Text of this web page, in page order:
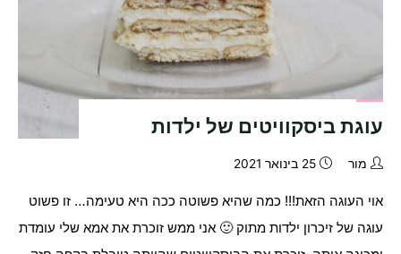
עוגת ביסקוויטים של ילדות
מור 25 בינואר 2021
אוי העוגה הזאת!!! כמה שהיא פשוטה ככה היא טעימה… זו פשוט
עוגה של זיכרון ילדות מתוק 🙂 אני ממש זוכרת את אמא שלי עומדת